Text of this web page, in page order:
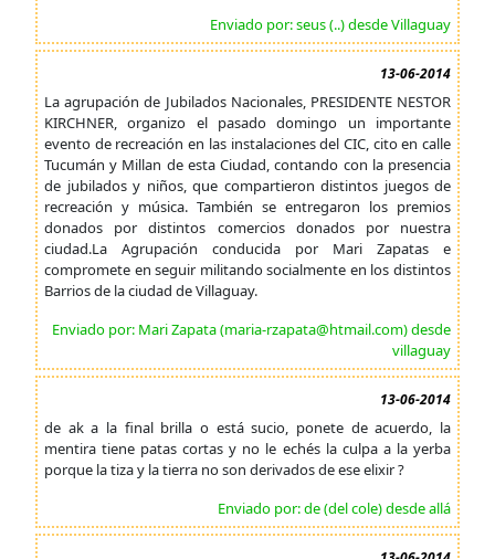
Enviado por: seus (..) desde Villaguay
13-06-2014
La agrupación de Jubilados Nacionales, PRESIDENTE NESTOR
KIRCHNER, organizo el pasado domingo un importante
evento de recreación en las instalaciones del CIC, cito en calle
Tucumán y Millan de esta Ciudad, contando con la presencia
de jubilados y niños, que compartieron distintos juegos de
recreación y música. También se entregaron los premios
donados por distintos comercios donados por nuestra
ciudad.La Agrupación conducida por Mari Zapatas e
compromete en seguir militando socialmente en los distintos
Barrios de la ciudad de Villaguay.
Enviado por: Mari Zapata (maria-rzapata@htmail.com) desde
villaguay
13-06-2014
de ak a la final brilla o está sucio, ponete de acuerdo, la
mentira tiene patas cortas y no le echés la culpa a la yerba
porque la tiza y la tierra no son derivados de ese elixir ?
Enviado por: de (del cole) desde allá